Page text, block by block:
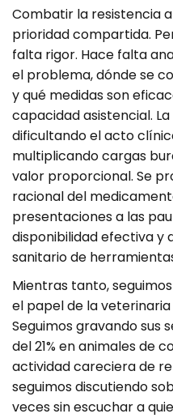
Combatir la resistencia
prioridad compartida.
falta rigor. Hace falta
el problema, dónde se
y qué medidas son
capacidad asistencial.
dificultando el acto
multiplicando cargas
valor proporcional. Se
racional del
presentaciones a las
disponibilidad efectiva y
sanitario de
Mientras tanto,
el papel de la
Seguimos gravando sus
del 21% en animales de
actividad careciera de
seguimos discutiendo
veces sin escuchar a